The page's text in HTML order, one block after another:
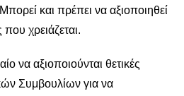
και πρέπει να αξιοποιηθεί
χρειάζεται.
να αξιοποιούνται θετικές
Συμβουλίων για να